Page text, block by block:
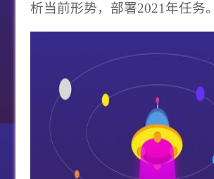
析当前形势，部署2021年任务。